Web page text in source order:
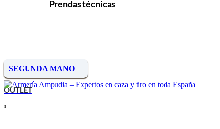
Prendas técnicas
SEGUNDA MANO
OUTLET
0